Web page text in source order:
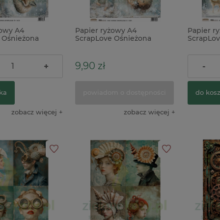
A4
+
zobacz więcej
Papier ryżowy A4
ScrapLove Ośnieżona
9,90 zł
zobacz więcej
Papier
9,90 zł
-
do